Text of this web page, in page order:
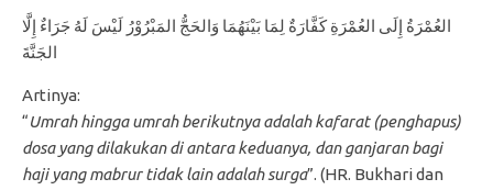
العُمْرَةُ إِلَى العُمْرَةِ كَفَّارَةٌ لِمَا بَيْنَهُمَا وَالحَجُّ المَبْرُوْرُ لَيْسَ لَهُ جَرَاءٌ إِلَّا
الجَنَّةَ
Artinya:
“Umrah hingga umrah berikutnya adalah kafarat (penghapus)
dosa yang dilakukan di antara keduanya, dan ganjaran bagi
haji yang mabrur tidak lain adalah surga”. (HR. Bukhari dan